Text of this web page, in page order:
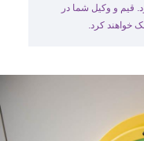
قیم و وکیل شما در